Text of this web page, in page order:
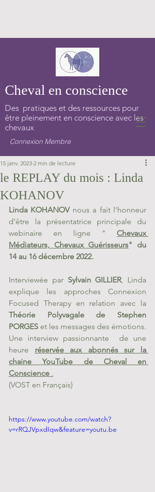
Cheval en conscience
Des pratiques et des ressources pour
être pleinement en conscience avec les
chevaux
Connexion Membre
le REPLAY du mois : Linda
KOHANOV
15 janv. 2023 2 min de lecture
Linda KOHANOV nous a fait l'honneur
d'être la présentatrice principale du
webinaire en ligne "
Chevaux
Médiateurs, Chevaux Guérisseurs" du
14 au 16 décembre 2022.
Interviewée par Sylvain GILLIER, Linda
explique les approches Connexion
Théorie Polyvagale de Stephen
PORGES et les messages des émotions.
Une interview passionnante  de une
heure réservée aux abonnés sur la
chaine YouTube de Cheval en
Conscience .
(VOST en Français)
https://www.youtube.com/watch?
v=rRQJVpxdIqw&feature=youtu.be